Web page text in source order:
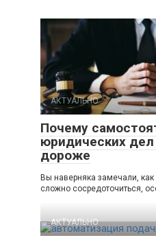
АКТУАЛЬНО
Почему
юридических дел
дороже
Вы наверняка замечали,
сложно сосредоточиться,
АКТУАЛЬНО